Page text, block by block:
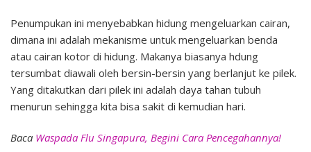
Penumpukan ini menyebabkan hidung mengeluarkan cairan,
dimana ini adalah mekanisme untuk mengeluarkan benda
atau cairan kotor di hidung. Makanya biasanya hdung
tersumbat diawali oleh bersin-bersin yang berlanjut ke pilek.
Yang ditakutkan dari pilek ini adalah daya tahan tubuh
menurun sehingga kita bisa sakit di kemudian hari.
Baca Waspada Flu Singapura, Begini Cara Pencegahannya!